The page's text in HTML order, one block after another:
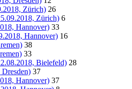
Zürich) 26
Zürich) 6
Hannover) 33
Hannover) 16
38
33
Bielefeld) 28
Dresden) 37
Hannover) 37